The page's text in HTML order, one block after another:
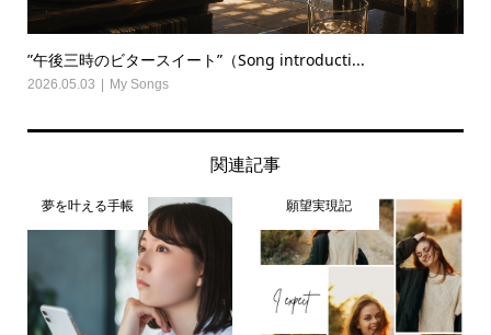
”午後三時のビタースイート”（Song introducti...
2026.05.03 My Songs
関連記事
夢を叶える手帳 願望実現記